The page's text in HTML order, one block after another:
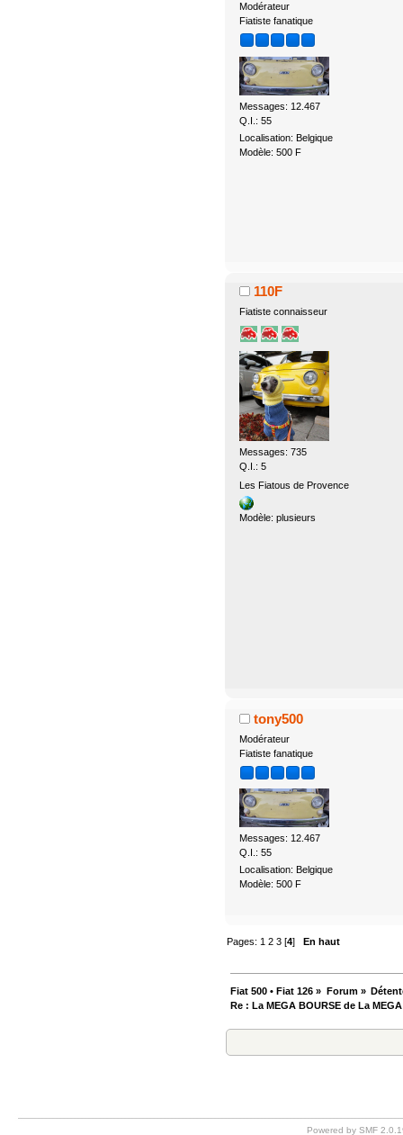
Modérateur
Fiatiste fanatique
Messages: 12.467
Q.I.: 55
Localisation: Belgique
Modèle: 500 F
110F
Fiatiste connaisseur
Messages: 735
Q.I.: 5
Les Fiatous de Provence
Modèle: plusieurs
tony500
Modérateur
Fiatiste fanatique
Messages: 12.467
Q.I.: 55
Localisation: Belgique
Modèle: 500 F
Pages: 1 2 3 [4]En haut
Fiat 500 • Fiat 126 » Forum»
Re : La MEGA BOURSE de La
Powered by SMF